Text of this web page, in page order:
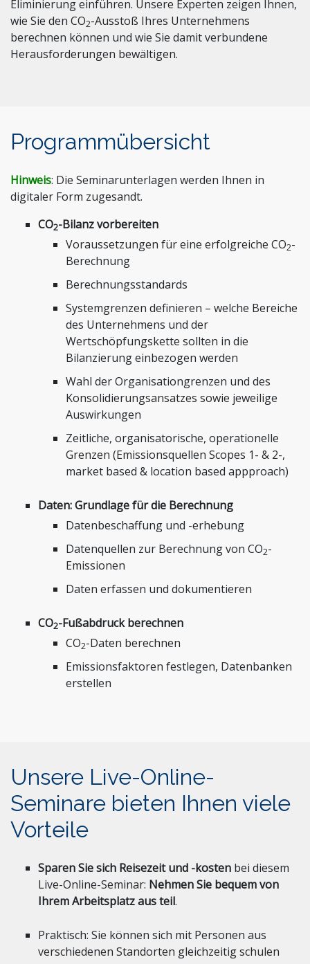
Eliminierung einführen. Unsere Experten zeigen Ihnen,
wie Sie den CO2-Ausstoß Ihres Unternehmens
berechnen können und wie Sie damit verbundene
Herausforderungen bewältigen.
Programmübersicht
Hinweis: Die Seminarunterlagen werden Ihnen in
digitaler Form zugesandt.
CO2-Bilanz vorbereiten
Voraussetzungen für eine erfolgreiche CO2-
Berechnung
Berechnungsstandards
Systemgrenzen definieren – welche Bereiche
des Unternehmens und der
Wertschöpfungskette sollten in die
Bilanzierung einbezogen werden
Wahl der Organisationgrenzen und des
Konsolidierungsansatzes sowie jeweilige
Auswirkungen
Zeitliche, organisatorische, operationelle
Grenzen (Emissionsquellen Scopes 1- & 2-,
market based & location based appproach)
Daten: Grundlage für die Berechnung
Datenbeschaffung und -erhebung
Datenquellen zur Berechnung von CO2-
Emissionen
Daten erfassen und dokumentieren
CO2-Fußabdruck berechnen
CO2-Daten berechnen
Emissionsfaktoren festlegen, Datenbanken
erstellen
Unsere Live-Online-
Seminare bieten Ihnen viele
Vorteile
Sparen Sie sich Reisezeit und -kosten bei diesem
Live-Online-Seminar: Nehmen Sie bequem von
Ihrem Arbeitsplatz aus teil.
Praktisch: Sie können sich mit Personen aus
verschiedenen Standorten gleichzeitig schulen